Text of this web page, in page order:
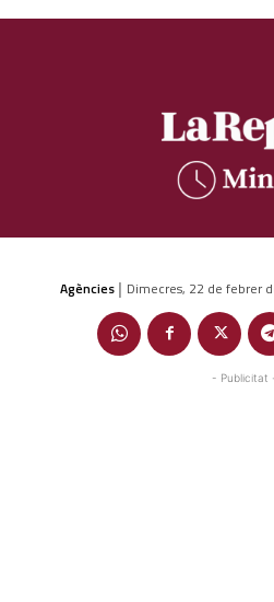
Agències | Dimecres, 22 de febrer
- Publicitat